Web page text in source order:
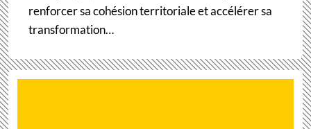
renforcer sa cohésion territoriale et accélérer sa
transformation…